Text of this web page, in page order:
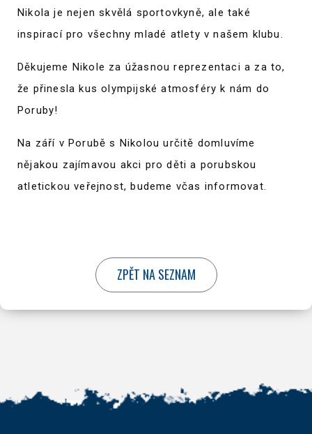
Nikola je nejen skvělá sportovkyně, ale také
inspirací pro všechny mladé atlety v našem klubu.
Děkujeme Nikole za úžasnou reprezentaci a za to,
že přinesla kus olympijské atmosféry k nám do
Poruby!
Na září v Porubě s Nikolou určitě domluvíme
nějakou zajímavou akci pro děti a porubskou
atletickou veřejnost, budeme včas informovat.